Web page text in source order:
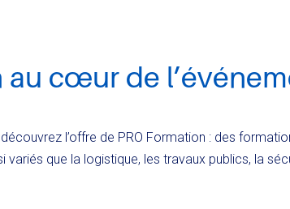
au cœur de
l’offre de PRO Formation : des
que la logistique, les travaux publics, la